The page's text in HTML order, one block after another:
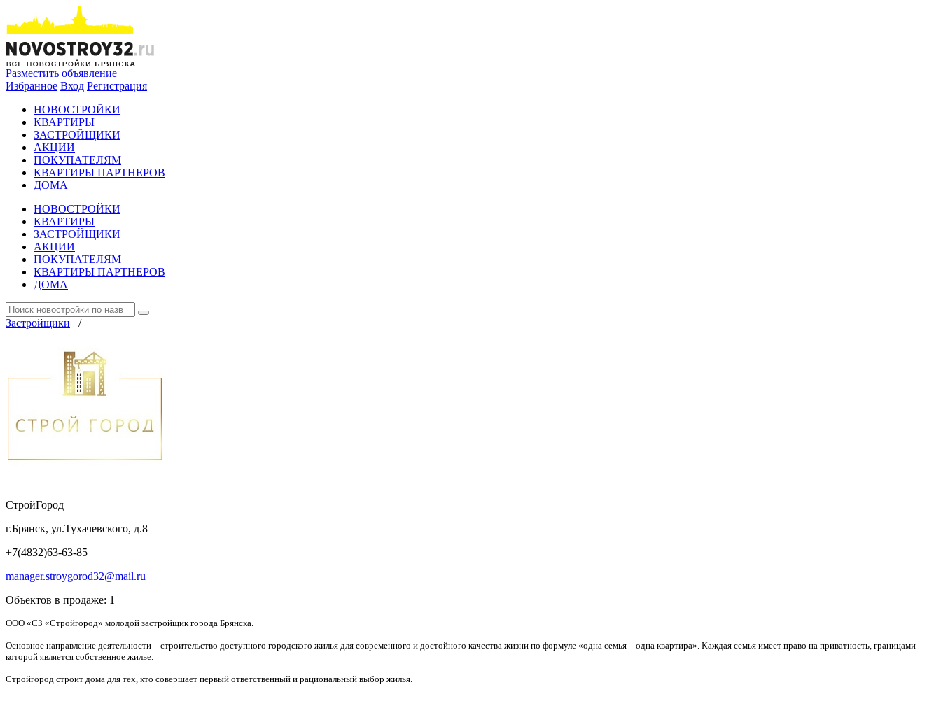
Разместить объявление
Избранное Вход Регистрация
НОВОСТРОЙКИ
КВАРТИРЫ
ЗАСТРОЙЩИКИ
АКЦИИ
ПОКУПАТЕЛЯМ
КВАРТИРЫ ПАРТНЕРОВ
ДОМА
НОВОСТРОЙКИ
КВАРТИРЫ
ЗАСТРОЙЩИКИ
АКЦИИ
ПОКУПАТЕЛЯМ
КВАРТИРЫ ПАРТНЕРОВ
ДОМА
Застройщики /
СтройГород
г.Брянск, ул.Тухачевского, д.8
+7(4832)63-63-85
manager.stroygorod32@mail.ru
Объектов в продаже: 1
ООО «СЗ «Стройгород» молодой застройщик города Брянска.
Основное направление деятельности – строительство доступного городского жилья для современного и достойного качества жизни по формуле «одна семья – одна квартира». Каждая семья имеет право на приватность, границами
которой является собственное жилье.
Стройгород строит дома для тех, кто совершает первый ответственный и рациональный выбор жилья.